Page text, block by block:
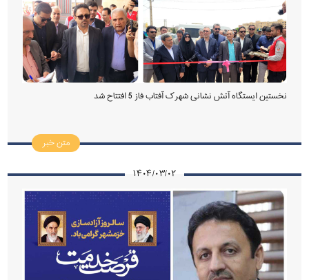
نخستین ایستگاه آتش نشانی شهرک آفتاب فاز 5 افتتاح شد
متن خبر
۱۴۰۴/۰۳/۰۲